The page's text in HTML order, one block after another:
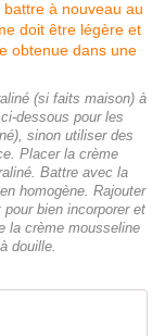
(si faits maison) à
dessous pour les
sinon utiliser des
Placer la crème
Battre avec la
homogène. Rajouter
bien incorporer et
la crème mousseline
douille.